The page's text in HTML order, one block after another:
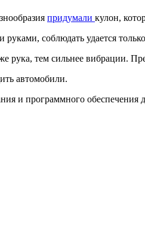
придумали кулон,
соблюдать удается
тем сильнее вибрации.
автомобили.
и программного обеспечения